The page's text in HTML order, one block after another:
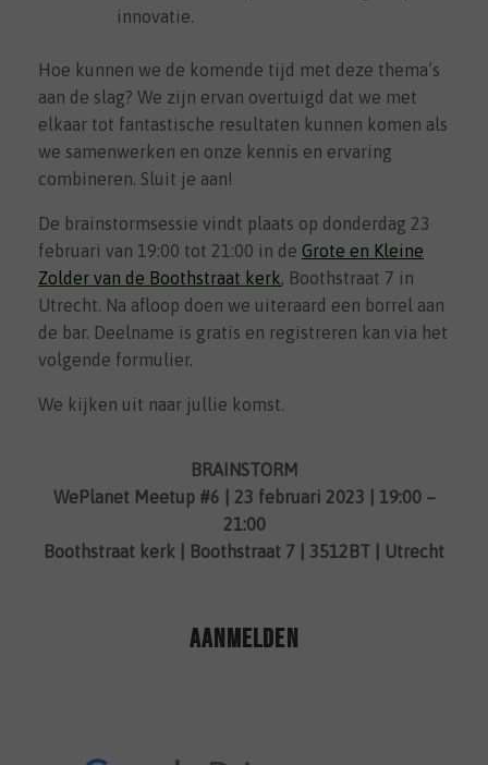
innovatie.
Hoe kunnen we de komende tijd met deze thema’s
aan de slag? We zijn ervan overtuigd dat we met
elkaar tot fantastische resultaten kunnen komen als
we samenwerken en onze kennis en ervaring
combineren. Sluit je aan!
De brainstormsessie vindt plaats op donderdag 23
februari van 19:00 tot 21:00 in de Grote en Kleine
Zolder van de Boothstraat kerk, Boothstraat 7 in
Utrecht. Na afloop doen we uiteraard een borrel aan
de bar. Deelname is gratis en registreren kan via het
volgende formulier.
We kijken uit naar jullie komst.
BRAINSTORM
WePlanet Meetup #6 | 23 februari 2023 | 19:00 –
21:00
Boothstraat kerk | Boothstraat 7 | 3512BT | Utrecht
Aanmelden